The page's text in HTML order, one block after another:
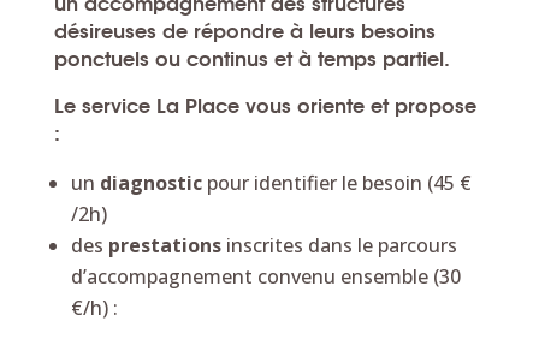
désireuses de répondre à leurs besoins
ponctuels ou continus et à temps partiel.
Le service La Place vous oriente et propose
:
un diagnosticpour identifier le besoin (45 €
/2h)
des prestationsinscrites dans le parcours
d’accompagnement convenu ensemble (30
€/h) :